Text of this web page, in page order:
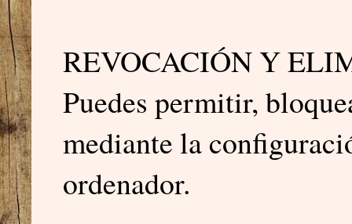
REVOCACIÓN Y
Puedes permitir,
mediante la
ordenador.